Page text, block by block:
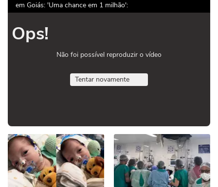
em Goiás: 'Uma chance em 1 milhão':
Ops!
Não foi possível reproduzir o vídeo
Tentar novamente